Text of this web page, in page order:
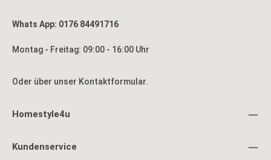
Whats App: 0176 84491716
Montag - Freitag: 09:00 - 16:00 Uhr
Oder über unser Kontaktformular.
Homestyle4u
Kundenservice